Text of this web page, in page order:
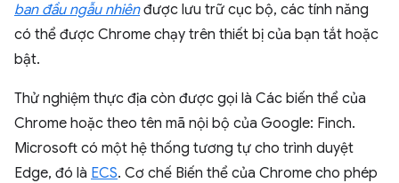
ban đầu ngẫu nhiênđược lưu trữ cục bộ, các tính năng
có thể được Chrome chạy trên thiết bị của bạn tắt hoặc
bật.
Thử nghiệm thực địa còn được gọi là Các biến thể của
Chrome hoặc theo tên mã nội bộ của Google: Finch.
Microsoft có một hệ thống tương tự cho trình duyệt
Edge, đó là ECS. Cơ chế Biến thể của Chrome cho phép